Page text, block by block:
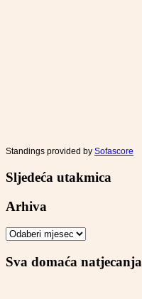
Standings provided by Sofascore
Sljedeća utakmica
Arhiva
Arhiva
Sva domaća natjecanja